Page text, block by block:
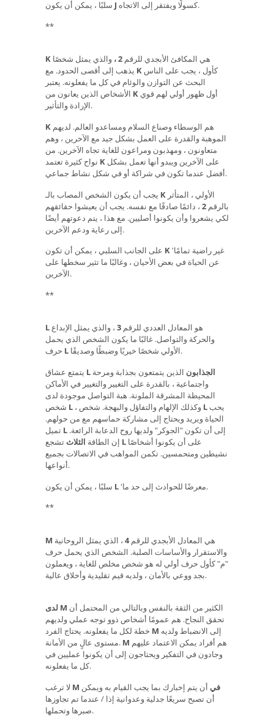
J
كسولًا ويفتقر إلى الاتجاه.
**
K هي المكافئ الأبجدي للرقم 2 ، والذي يمثل شخصًا
K
البحث عن التوازن والوئام في كل ما يفعلونه. يعتبر
K
الإرادة والتأثير.
K
الموهبة والقدرة على العمل بشكل جيد مع الآخرين ، وهم
متعاونون ، ومهذبون ومراعون للغاية تجاه الآخرين. من
K
أفضل عندما تكون في شراكة أو في شكل نشاط جماعي.
K
بالرقم 2 ، دائمًا صادقًا مع نفسه. يجب أن يعيشوا حقائقهم
لكي يشعروا وأن يكونوا أصليين. مع هذا ، يتم دعوتهم أيضًا
إلى رعاية ودعم الآخرين.
K 'غير راضية تمامًا
عن الحياة في بعض الأحيان ، وغالبًا ما تثير سخطها على
الآخرين.
**
L هو المعادل العددي للرقم 3 ، والذي يمثل الإبداع
والحركة والتواصل. غالبًا ما يكون الشخص الذي يحمل
L
الأولي شخصًا خيريًا وضبطًا وصديقًا.
L الجذابون الذين يتمتعون بجذابة ومرحة
واجتماعية ، بالقدرة على التغيير والتغيير في الأماكن
المحيطة المشرقة الملونة. هبة التواصل موجودة لدى
L L
الحياة ويريد ويحتاج إلى مشاركة حماسهم مع من حولهم.
L
إن الطاقة الثلاث L
نشيطين ومتحمسين. تكمن المواهب في الاتصالات بجميع
أنواعها.
L
'معرضًا للحوادث إلى حد ما.
**
M هي المعادل الأبجدي للرقم4 ، الذي يمثل الروحانية
والاستقرار والأساسات الصلبة. الشخص الذي يحمل حرف
"م" كأول حرف أولي له هو شخص مخلص للغاية ، ويعملون
بجد ووعي بالأمان ، ولديه قيم تقليدية وأخلاق عالية.
لدى M
تحقق النجاح. هم عمومًا أشخاص ذوو توجه عملي ولديهم
M
مستوى عالٍ من الأمانة. M
وجادون في التفكير ويحتاجون إلى أن يكونوا عمليين في
كل ما يفعلونه.
M في أن يتم إخبارك بما يجب القيام به ويمكن
أن تصبح سريعًا جدلية وعدوانية إذا / عندما تم تجاوزها
صبرها وتحملها.